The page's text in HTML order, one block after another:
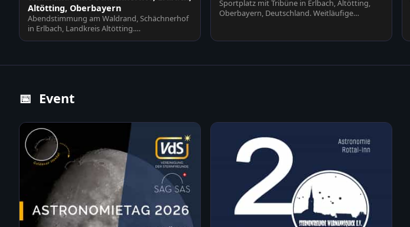
Altötting, Oberbayern
Abendstimmung am Waldrand, Schächnerhof
in Erlbach, Landkreis Altötting.
Sonnenstrahlen durchdringen…
Sportplatz mit Tribüne in Erlbach, Altötting,
Oberbayern, Deutschland. Weitläufige
📅 Event